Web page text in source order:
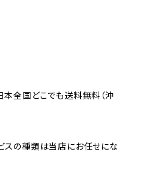
本全国どこでも送料無料（沖
スの種類は当店にお任せにな